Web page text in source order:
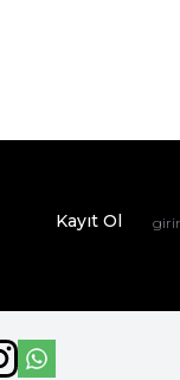
Kayıt Ol